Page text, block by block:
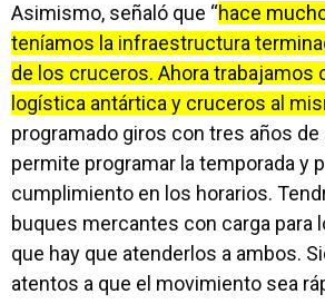
Asimismo, señaló que “hace
teníamos la infraestructura
de los cruceros. Ahora trabajamos
logística antártica y cruceros al
programado giros con tres años
permite programar la temporada y
cumplimiento en los horarios.
buques mercantes con carga para
que hay que atenderlos a ambos.
atentos a que el movimiento sea